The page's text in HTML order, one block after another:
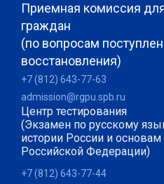
Приемная комиссия
граждан
(по вопросам
восстановления)
+7 (812) 643-77-63
admission@rgpu.spb.ru
Центр тестирования
(Экзамен по русскому
истории России и основам
Российской Федерации)
+7 (812) 643-77-44